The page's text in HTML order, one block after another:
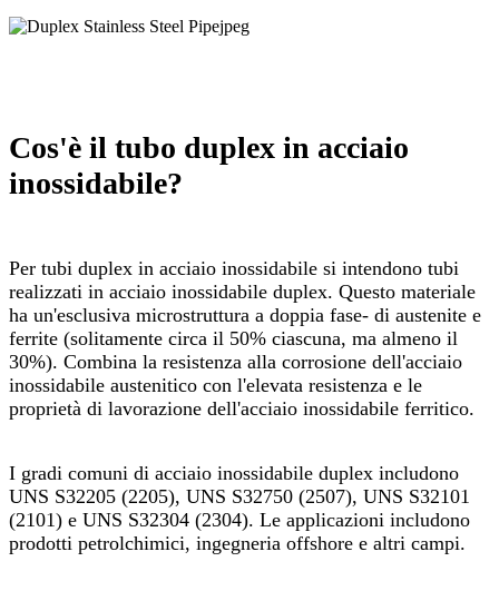
Cos'è il tubo duplex in acciaio
inossidabile?
Per tubi duplex in acciaio inossidabile si intendono tubi
realizzati in acciaio inossidabile duplex. Questo materiale
ha un'esclusiva microstruttura a doppia fase- di austenite e
ferrite (solitamente circa il 50% ciascuna, ma almeno il
30%). Combina la resistenza alla corrosione dell'acciaio
inossidabile austenitico con l'elevata resistenza e le
proprietà di lavorazione dell'acciaio inossidabile ferritico.
I gradi comuni di acciaio inossidabile duplex includono
UNS S32205 (2205), UNS S32750 (2507), UNS S32101
(2101) e UNS S32304 (2304). Le applicazioni includono
prodotti petrolchimici, ingegneria offshore e altri campi.